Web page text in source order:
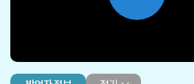
Play
Video